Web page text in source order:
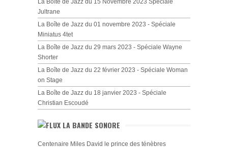
La Boîte de Jazz du 15 Novembre 2023 Spéciale
Jultrane
La Boîte de Jazz du 01 novembre 2023 - Spéciale
Miniatus 4tet
La Boîte de Jazz du 29 mars 2023 - Spéciale Wayne
Shorter
La Boîte de Jazz du 22 février 2023 - Spéciale Woman
on Stage
La Boîte de Jazz du 18 janvier 2023 - Spéciale
Christian Escoudé
LA BANDE SONORE
Centenaire Miles David le prince des ténèbres